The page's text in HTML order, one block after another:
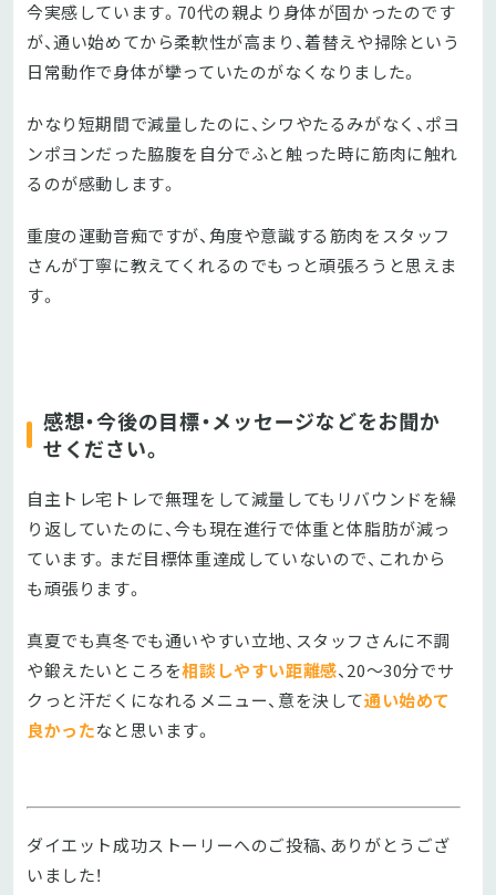
今実感しています。70代の親より身体が固かったのです
が、通い始めてから柔軟性が高まり、着替えや掃除という
日常動作で身体が攣っていたのがなくなりました。
かなり短期間で減量したのに、シワやたるみがなく、ポヨ
ンポヨンだった脇腹を自分でふと触った時に筋肉に触れ
るのが感動します。
重度の運動音痴ですが、角度や意識する筋肉をスタッフ
さんが丁寧に教えてくれるのでもっと頑張ろうと思えま
す。
感想・今後の目標・メッセージなどをお聞か
せください。
自主トレ宅トレで無理をして減量してもリバウンドを繰
り返していたのに、今も現在進行で体重と体脂肪が減っ
ています。まだ目標体重達成していないので、これから
も頑張ります。
真夏でも真冬でも通いやすい立地、スタッフさんに不調
や鍛えたいところを相談しやすい距離感、20～30分でサ
クっと汗だくになれるメニュー、意を決して通い始めて
良かったなと思います。
ダイエット成功ストーリーへのご投稿、ありがとうござ
いました！